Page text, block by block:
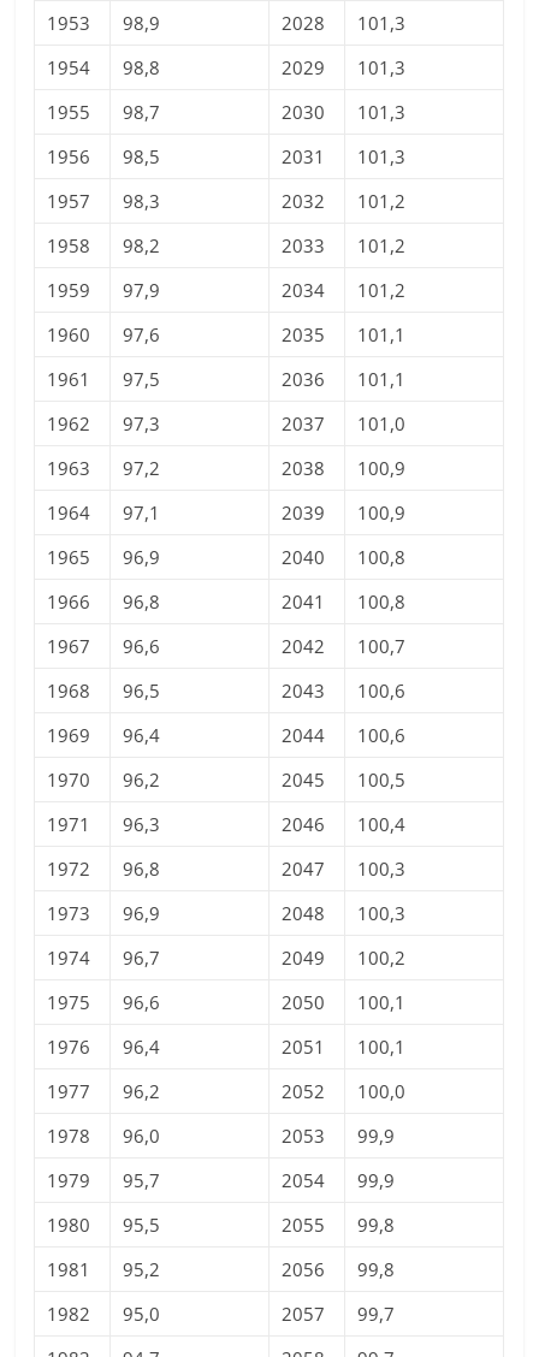
1953
98,9 2028
101,3
1954
98,8 2029
101,3
1955
98,7 2030
101,3
1956
98,5 2031
101,3
1957
98,3 2032
101,2
1958
98,2 2033
101,2
1959
97,9 2034
101,2
1960
97,6 2035
101,1
1961
97,5 2036
101,1
1962
97,3 2037
101,0
1963
97,2 2038
100,9
1964
97,1 2039
100,9
1965
96,9 2040
100,8
1966
96,8 2041
100,8
1967
96,6 2042
100,7
1968
96,5 2043
100,6
1969
96,4 2044
100,6
1970
96,2 2045
100,5
1971
96,3 2046
100,4
1972
96,8 2047
100,3
1973
96,9 2048
100,3
1974
96,7 2049
100,2
1975
96,6 2050
100,1
1976
96,4 2051
100,1
1977
96,2 2052
100,0
1978
96,0 2053
99,9
1979
95,7 2054
99,9
1980
95,5 2055
99,8
1981
95,2 2056
99,8
1982
95,0 2057
99,7